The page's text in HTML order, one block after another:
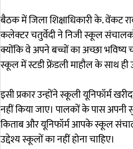
बैठक में जिला शिक्षाधिकारी के. वेंकट
कलेक्टर चतुर्वेदी ने निजी स्कूल
क्योंकि वे अपने बच्चों का अच्छा
स्कूल में स्टडी फ्रेंडली माहौल के साथ ही
इसी प्रकार उन्होंने स्कूली यूनिफॉर्म
नहीं किया जाए। पालकों के पास अपनी
किताब और यूनिफॉर्म आपके स्कूल
उद्देश्य स्कूलों का नहीं होना चाहिए।